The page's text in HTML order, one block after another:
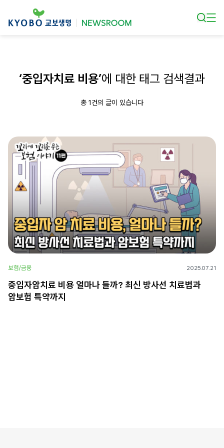
‘중입자치료 비용’에 대한 태그 검색결과
총 1건의 글이 있습니다
보험/금융 2025.07.21
중입자암치료 비용 얼마나 들까? 최신 방사선 치료법과
암보험 특약까지